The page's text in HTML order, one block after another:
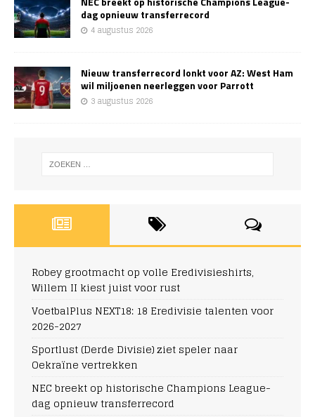
dag opnieuw transferrecord
4 augustus 2026
Nieuw transferrecord lonkt voor AZ: West Ham
wil miljoenen neerleggen voor Parrott
3 augustus 2026
Robey grootmacht op volle Eredivisieshirts,
Willem II kiest juist voor rust
VoetbalPlus NEXT18: 18 Eredivisie talenten voor
2026-2027
Sportlust (Derde Divisie) ziet speler naar
Oekraïne vertrekken
NEC breekt op historische Champions League-
dag opnieuw transferrecord